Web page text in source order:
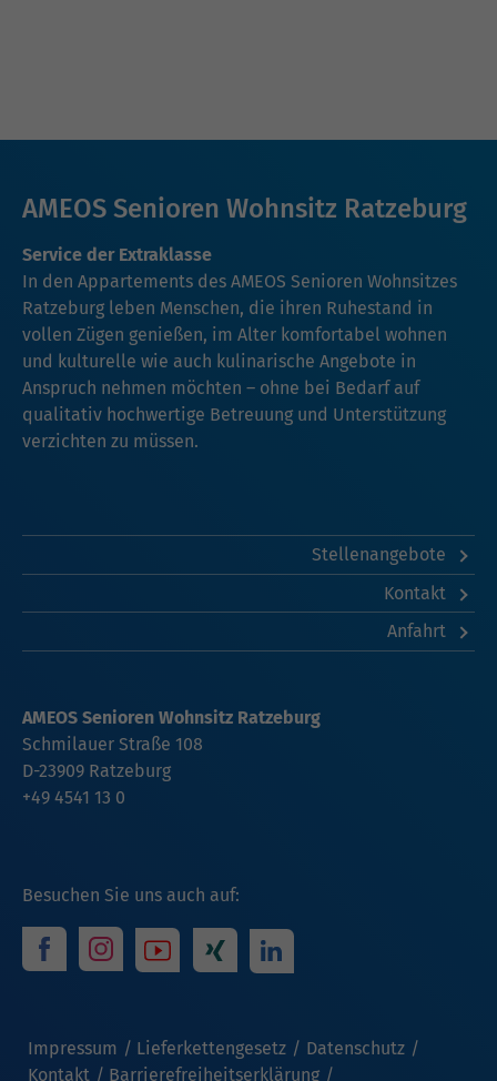
AMEOS Senioren Wohnsitz Ratzeburg
Service der Extraklasse
In den Appartements des AMEOS Senioren Wohnsitzes
Ratzeburg leben Menschen, die ihren Ruhestand in
vollen Zügen genießen, im Alter komfortabel wohnen
und kulturelle wie auch kulinarische Angebote in
Anspruch nehmen möchten – ohne bei Bedarf auf
qualitativ hochwertige Betreuung und Unterstützung
verzichten zu müssen.
Stellenangebote
Kontakt
Anfahrt
Besuchen Sie uns auch auf:
Impressum Lieferkettengesetz
Datenschutz
Kontakt
Barrierefreiheitserklärung
AMEOS Senioren Wohnsitz Ratzeburg
Schmilauer Straße 108
D-23909 Ratzeburg
+49 4541 13 0